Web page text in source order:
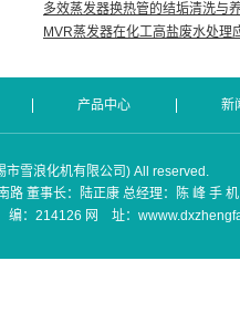
多效蒸发器换热管的结垢清洗与
MVR蒸发器在化工高盐废水处理
产品中心 新
雪浪化机有限公司) All reserved.
董事长：陆正康 总经理：陈 峰 手
：214126 网 址：